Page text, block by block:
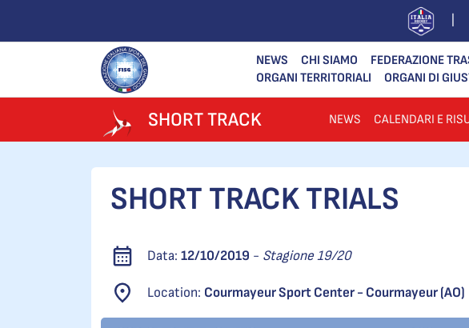
NEWS CHI SIAMO FEDERAZIONE
ORGANI TERRITORIALI
ORGANI DI
SHORT TRACK NEWS CALENDARI E
SHORT TRACK TRIALS
Data: 12/10/2019 - Stagione 19/20
Location: Courmayeur Sport Center - Courmayeur (AO)